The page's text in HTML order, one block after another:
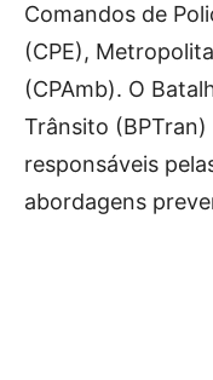
Comandos de
(CPE),
(CPAmb). O
Trânsito
responsáveis
abordagens